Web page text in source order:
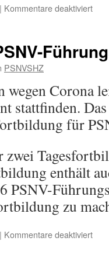
| Kommentare deaktiviertfür
PSNVSHZ
wegen Corona
stattfinden.
für
zwei
enthält
PSNV-
zu
| Kommentare deaktiviertfür